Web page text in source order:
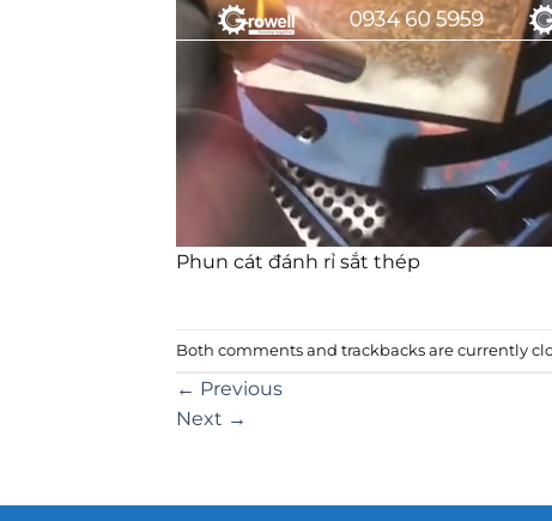
Phun cát đánh rỉ sắt thép
Both comments and trackbacks are currently
← Previous
Next →